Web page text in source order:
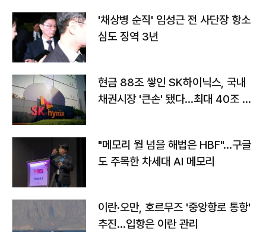
'채상병 순직' 임성근 전 사단장 항소
심도 징역 3년
현금 88조 쌓인 SK하이닉스, 국내
채권시장 '큰손' 됐다…최대 40조 투
"메모리 월 넘을 해법은 HBF"…구글
도 주목한 차세대 AI 메모리
이란·오만, 호르무즈 '중앙항로 통항'
추진…입항은 이란 관리